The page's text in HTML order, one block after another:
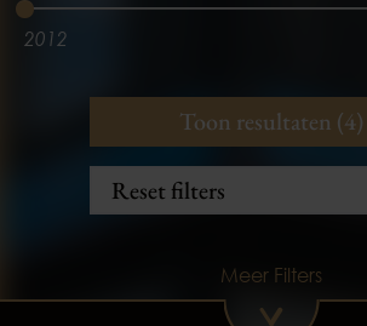
2012
3.100 km
Toon resultaten (4)
Reset filters
Meer Filters